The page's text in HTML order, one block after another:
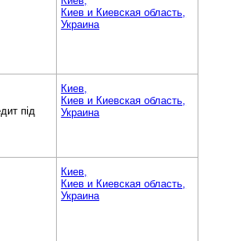
Киев и Киевская область,
Украина
під
Киев,
Киев и Киевская область,
Украина
Киев,
Киев и Киевская область,
Украина